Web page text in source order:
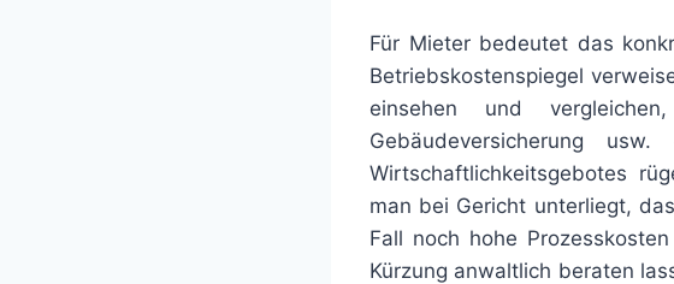
Für Mieter bedeutet das
Betriebskostenspiegel
einsehen und
Gebäudeversicherung
Wirtschaftlichkeitsgebotes
man bei Gericht unterliegt,
Fall noch hohe
Kürzung anwaltlich beraten